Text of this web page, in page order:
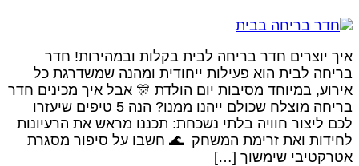
איך יוצרים חדר בריחה לבית בקלות ובמהירות! חדר
בריחה לבית הוא פעילות ייחודית ומהנה שמשדרגת כל
אירוע, במיוחד מסיבות יום הולדת 🎊 אבל איך מכינים חדר
בריחה מוצלח שכולם ייהנו ממנו? הנה 5 טיפים שיעזרו
לכם ליצור חוויה בלתי נשכחת: תכננו מראש את הרעיונות
לחידות ואת זרימת המשחק 🌊 חשבו על סיפור מסגרת
אטרקטיבי שימשוך […]